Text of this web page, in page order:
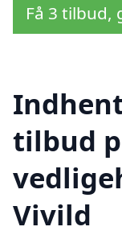
Få 3
tilbud
Vivild